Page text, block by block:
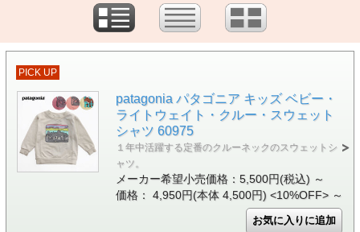
PICK UP
patagonia パタゴニア キッズ ベビー・
ライトウェイト・クルー・スウェット
シャツ 60975
１年中活躍する定番のクルーネックのスウェットシ
ャツ。
メーカー希望小売価格：5,500円(税込) ～
価格： 4,950円(本体 4,500円) <10%OFF> ～